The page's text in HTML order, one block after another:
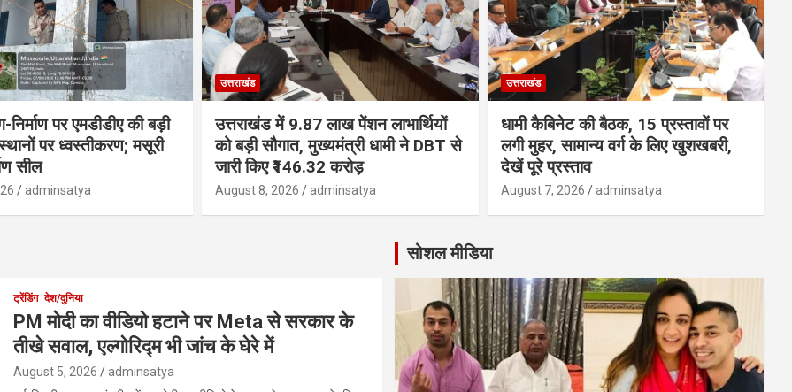
निर्माण पर एमडीडीए की बड़ी
स्थानों पर ध्वस्तीकरण; मसूरी
सील
adminsatya
उत्तराखंड
उत्तराखंड में 9.87 लाख पेंशन लाभार्थियों
को बड़ी सौगात, मुख्यमंत्री धामी ने DBT से
जारी किए ₹146.32 करोड़
August 8, 2026 adminsatya
उत्तराखंड
धामी कैबिनेट की बैठक, 15 प्रस्तावों पर
लगी मुहर, सामान्य वर्ग के लिए खुशखबरी,
देखें पूरे प्रस्ताव
August 7, 2026 adminsatya
ट्रेंडिंग देश/दुनिया
PM मोदी का वीडियो हटाने पर Meta से सरकार के
तीखे सवाल, एल्गोरिद्म भी जांच के घेरे में
August 5, 2026 adminsatya
सोशल मीडिया